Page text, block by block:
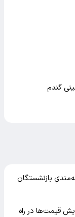
گندم
بازنشستگان
قیمت‌ها در راه